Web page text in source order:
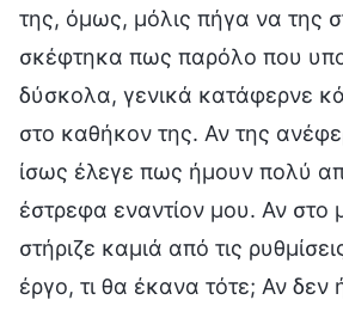
της, όμως, μόλις πήγα να της
σκέφτηκα πως παρόλο που
δύσκολα, γενικά κατάφερνε
στο καθήκον της. Αν της
ίσως έλεγε πως ήμουν πολύ
έστρεφα εναντίον μου. Αν στο
στήριζε καμιά από τις
έργο, τι θα έκανα τότε; Αν δεν